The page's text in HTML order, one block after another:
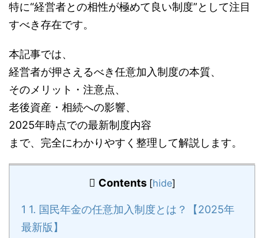
特に“経営者との相性が極めて良い制度”として注目
すべき存在です。
本記事では、
経営者が押さえるべき任意加入制度の本質、
そのメリット・注意点、
老後資産・相続への影響、
2025年時点での最新制度内容
まで、完全にわかりやすく整理して解説します。
Contents [hide]
1 1. 国民年金の任意加入制度とは？【2025年
最新版】